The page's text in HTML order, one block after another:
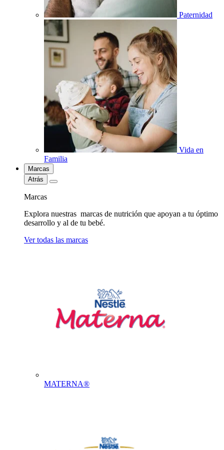
Paternidad
Vida en
Familia
Marcas
Atrás
Marcas
Explora nuestras marcas de nutrición que apoyan a tu óptimo
desarrollo y al de tu bebé.
Ver todas las marcas
MATERNA®